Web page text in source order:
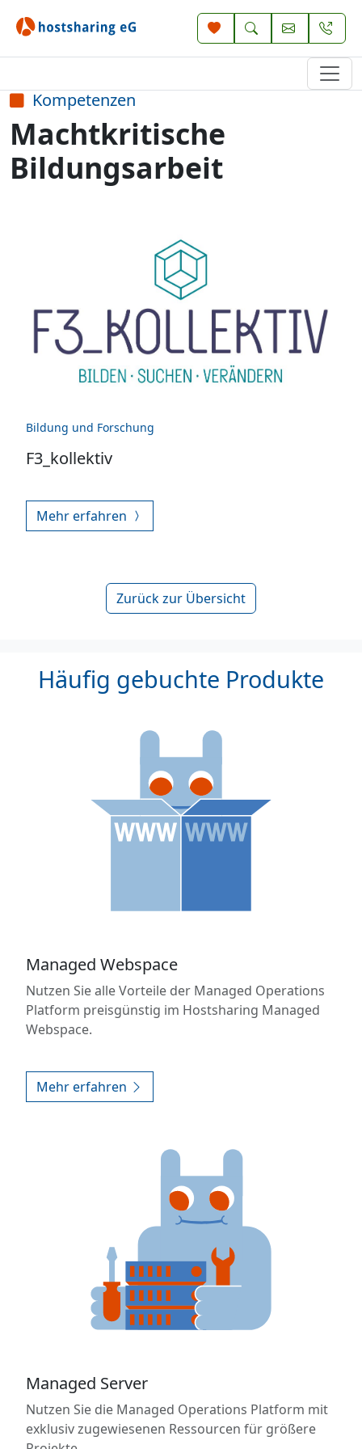
Kompetenzen
Machtkritische
Bildungsarbeit
Bildung und Forschung
F3_kollektiv
Mehr erfahren
Zurück zur Übersicht
Häufig gebuchte Produkte
Managed Webspace
Nutzen Sie alle Vorteile der Managed Operations
Platform preisgünstig im Hostsharing Managed
Webspace.
Mehr erfahren
Managed Server
Nutzen Sie die Managed Operations Platform mit
exklusiv zugewiesenen Ressourcen für größere